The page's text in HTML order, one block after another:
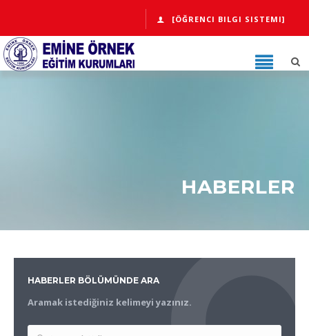
[ÖĞRENCI BILGI SISTEMI]
HABERLER
HABERLER BÖLÜMÜNDE ARA
Aramak istediğiniz kelimeyi yazınız.